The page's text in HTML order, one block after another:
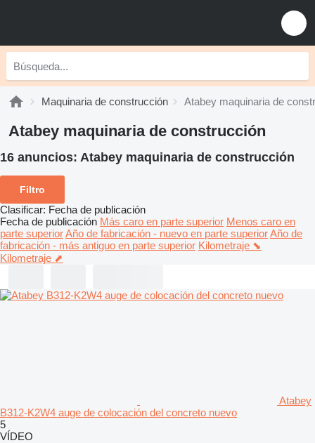
Maquinaria de construcción Atabey maquinaria de
Atabey maquinaria de construcción
16 anuncios: Atabey maquinaria de construcción
Filtro
Clasificar: Fecha de publicación
Fecha de publicación Más caro en parte superior Menos caro en
parte superiorAño de fabricación - nuevo en parte superiorAño de
fabricación - más antiguo en parte superior Kilometraje ⬊
Kilometraje ⬈
Atabey
B312-K2W4 auge de colocación del concreto nuevo
5
VÍDEO